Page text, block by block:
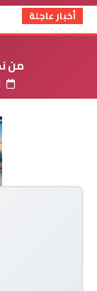
أخبار عاجلة
من